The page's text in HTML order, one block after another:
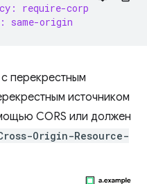
require-corp
same-origin
перекрестным
источником
CORS или должен
Origin-Resource-